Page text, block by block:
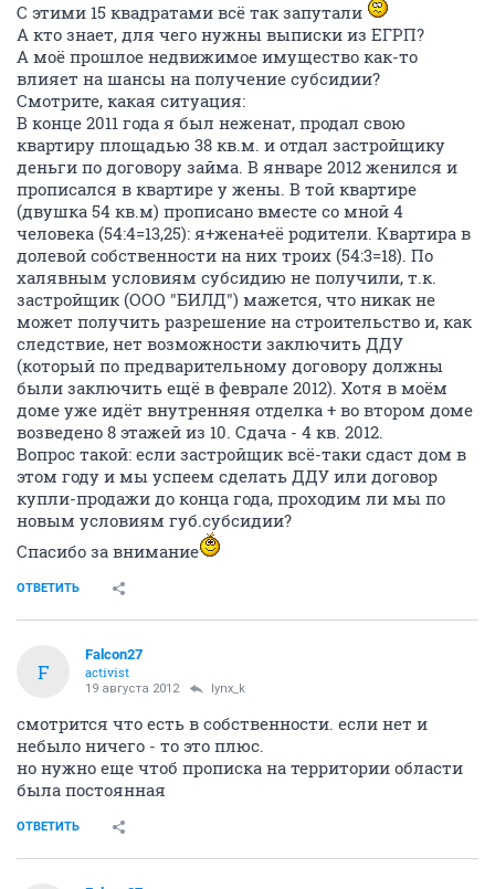
С этими 15 квадратами всё так запутали
А кто знает, для чего нужны выписки из ЕГРП?
А моё прошлое недвижимое имущество как-то
влияет на шансы на получение субсидии?
Смотрите, какая ситуация:
В конце 2011 года я был неженат, продал свою
квартиру площадью 38 кв.м. и отдал застройщику
деньги по договору займа. В январе 2012 женился и
прописался в квартире у жены. В той квартире
(двушка 54 кв.м) прописано вместе со мной 4
человека (54:4=13,25): я+жена+её родители. Квартира в
долевой собственности на них троих (54:3=18). По
халявным условиям субсидию не получили, т.к.
застройщик (ООО "БИЛД") мажется, что никак не
может получить разрешение на строительство и, как
следствие, нет возможности заключить ДДУ
(который по предварительному договору должны
были заключить ещё в феврале 2012). Хотя в моём
доме уже идёт внутренняя отделка + во втором доме
возведено 8 этажей из 10. Сдача - 4 кв. 2012.
Вопрос такой: если застройщик всё-таки сдаст дом в
этом году и мы успеем сделать ДДУ или договор
купли-продажи до конца года, проходим ли мы по
новым условиям губ.субсидии?
Спасибо за внимание
ОТВЕТИТЬ
F
Falcon27
activist
19 августа 2012 lynx_k
смотрится что есть в собственности. если нет и
небыло ничего - то это плюс.
но нужно еще чтоб прописка на территории области
была постоянная
ОТВЕТИТЬ